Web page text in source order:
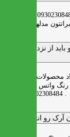
از نزدیک دید
محصولات زیاد و فضای
رنگ واتس اپ به شماره
آرک رو انتخاب کردم